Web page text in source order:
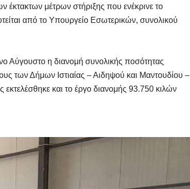
έκτακτων μέτρων στήριξης που ενέκρινε το
από το Υπουργείο Εσωτερικών, συνολικού
Αύγουστο η διανομή συνολικής ποσότητας
των Δήμων Ιστιαίας – Αιδηψού και Μαντουδίου –
εκτελέσθηκε και το έργο διανομής 93.750 κιλών